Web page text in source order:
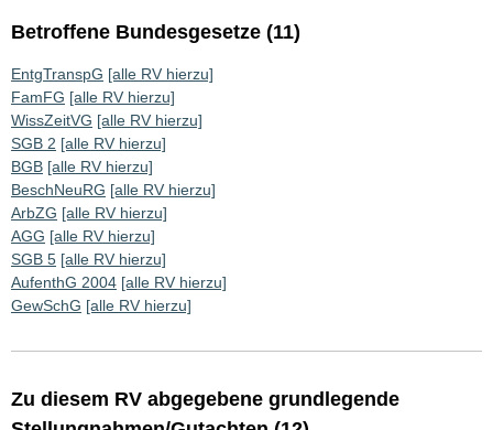
Betroffene Bundesgesetze (11)
EntgTranspG [alle RV hierzu]
FamFG [alle RV hierzu]
WissZeitVG [alle RV hierzu]
SGB 2 [alle RV hierzu]
BGB [alle RV hierzu]
BeschNeuRG [alle RV hierzu]
ArbZG [alle RV hierzu]
AGG [alle RV hierzu]
SGB 5 [alle RV hierzu]
AufenthG 2004 [alle RV hierzu]
GewSchG [alle RV hierzu]
Zu diesem RV abgegebene grundlegende